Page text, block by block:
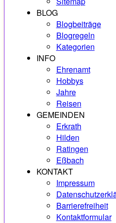
BLOG
Blogbeiträge
Blogregeln
Kategorien
INFO
Ehrenamt
Hobbys
Jahre
Reisen
GEMEINDEN
Erkrath
Hilden
Ratingen
Eßbach
KONTAKT
Impressum
Barrierefreiheit
Kontaktformular